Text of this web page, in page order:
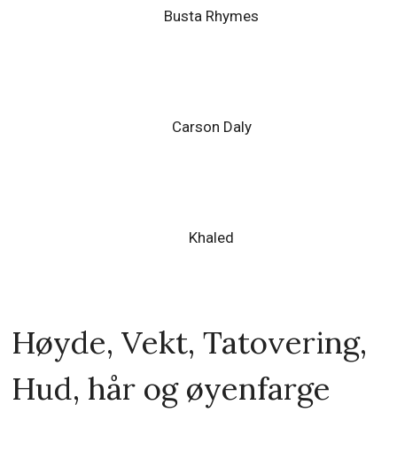
Busta Rhymes
Carson Daly
Khaled
Høyde, Vekt, Tatovering,
Hud, hår og øyenfarge